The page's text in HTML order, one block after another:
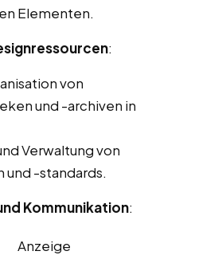
Elementen.
:
von
und -archiven in
Verwaltung von
und -standards.
Kommunikation:
Anzeige